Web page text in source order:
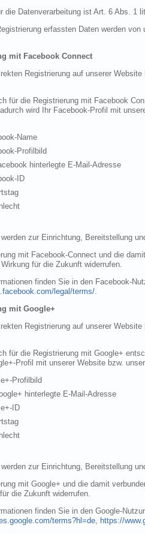
die Datenverarbeitung ist Art. 6 Abs. 1
erfassten Daten werden
mit Facebook Connect
Registrierung auf unserer
für die Registrierung mit Facebook
wird Ihr Facebook-Profil mit
Name
Profilbild
hinterlegte E-Mail-Adresse
ID
werden zur Einrichtung, Bereitstellung
mit Facebook-Connect und die
für die Zukunft widerrufen.
finden Sie in den Facebook-
legal/terms/.
mit Google+
Registrierung auf unserer
für die Registrierung mit Google+
Profil mit unserer Website bzw.
Profilbild
hinterlegte E-Mail-Adresse
ID
werden zur Einrichtung, Bereitstellung
mit Google+ und die damit
die Zukunft widerrufen.
finden Sie in den Google-
terms?hl=de, https://